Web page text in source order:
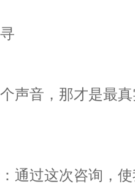
声音，那才是最
通过这次咨询，